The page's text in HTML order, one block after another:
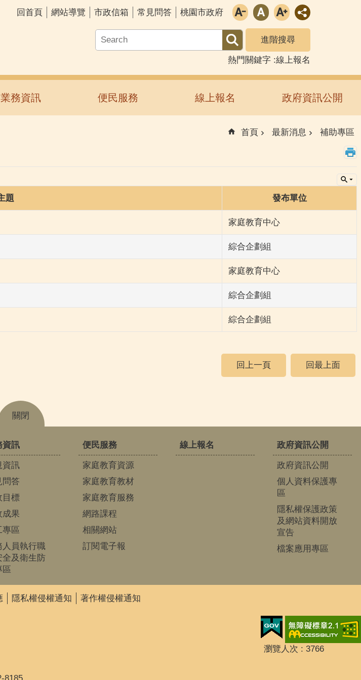
回首頁 網站導覽 市政信箱 常見問答 桃園市政府
進階搜尋
熱門關鍵字 線上報名
業務資訊 便民服務 線上報名 政府資訊公開
首頁 最新消息 補助專區
題 發布單位
家庭教育中心
綜合企劃組
家庭教育中心
綜合企劃組
綜合企劃組
回上一頁 回最上面
關閉
資訊
資訊
問答
目標
成果
專區
人員執行職
全及衛生防
區
便民服務
家庭教育資源
家庭教育教材
家庭教育服務
網路課程
相關網站
訂閱電子報
線上報名 政府資訊公開
政府資訊公開
個人資料保護專
區
隱私權保護政策
及網站資料開放
宣告
檔案應用專區
隱私權侵權通知 著作權侵權通知
瀏覽人次 3766